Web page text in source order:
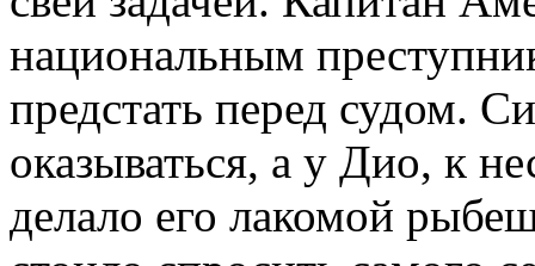
национальным
предстать перед судом.
оказываться, а у Дио, к
делало его лакомой